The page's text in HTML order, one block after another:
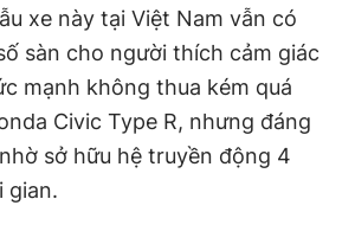
110/GP - BTTTT cấp ngày 24.3.2020
thuộc về Báo Thanh Niên. Cấm sao
nếu không có sự chấp thuận bằng văn
Technologies, JSC.
xe này tại Việt Nam vẫn có
sàn cho người thích cảm giác
mạnh không thua kém quá
Civic Type R, nhưng đáng
sở hữu hệ truyền động 4
gian.